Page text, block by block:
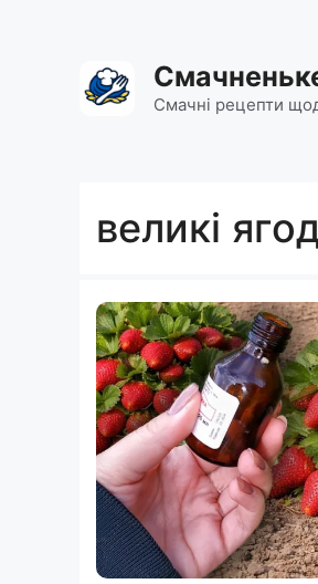
Смачні рецепти
великі